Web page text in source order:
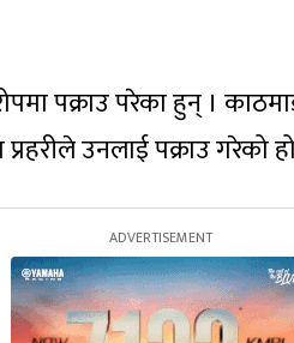
पक्राउ परेका हुन् ।
उनलाई पक्राउ गरेको